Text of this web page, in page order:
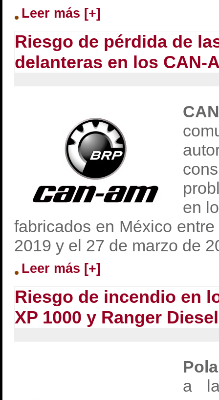
Leer más [+]
Riesgo de pérdida de
delanteras en los CAN-
en
fabricados en México
2019 y el 27 de marzo de
Leer más [+]
Riesgo de incendio en
XP 1000 y Ranger Diesel
a